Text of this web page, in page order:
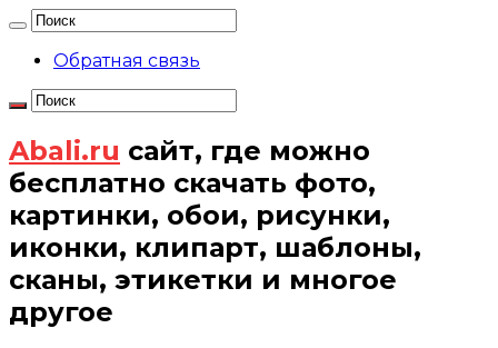
Обратная связь
Abali.ru сайт, где можно
бесплатно скачать фото,
картинки, обои, рисунки,
иконки, клипарт, шаблоны,
сканы, этикетки и многое
другое